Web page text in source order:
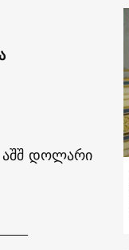
აშშ დოლარი